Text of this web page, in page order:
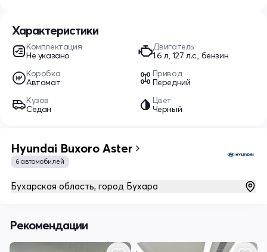
Характеристики
Комплектация
Не указано
Двигатель
1.6 л, 127 л.с., бензин
Коробка
Автомат
Привод
Передний
Кузов
Седан
Цвет
Черный
Hyundai Buxoro Aster
6 автомобилей
Бухарская область, город Бухара
Рекомендации